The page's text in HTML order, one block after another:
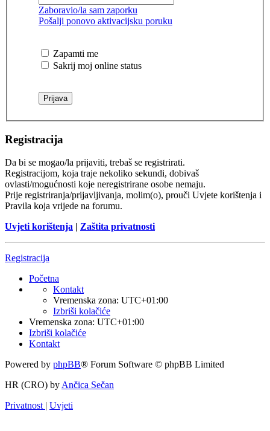
Zaboravio/la sam zaporku
Pošalji ponovo aktivacijsku poruku
Zapamti me
Sakrij moj online status
Registracija
Da bi se mogao/la prijaviti, trebaš se registrirati.
Registracijom, koja traje nekoliko sekundi, dobivaš
ovlasti/mogućnosti koje neregistrirane osobe nemaju.
Prije registriranja/prijavljivanja, molim(o), prouči Uvjete korištenja i
Pravila koja vrijede na forumu.
Uvjeti korištenja | Zaštita privatnosti
Registracija
Početna
Kontakt
Vremenska zona: UTC+01:00
Izbriši kolačiće
Vremenska zona: UTC+01:00
Izbriši kolačiće
Kontakt
Powered by phpBB® Forum Software © phpBB Limited
HR (CRO) by Ančica Sečan
Privatnost | Uvjeti